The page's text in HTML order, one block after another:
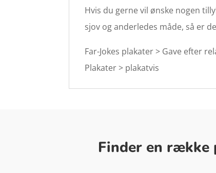
Hvis du gerne vil ønske nogen
sjov og anderledes måde, så er
Far-Jokes plakater > Gave efter
Plakater > plakatvis
Finder en række